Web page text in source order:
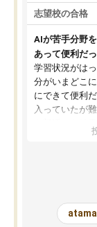
志望校の合格
AIが苦手分野
あって便利だっ
学習状況がは
分がいまどこ
にできて便利
入っていたが
も部活でも結
かった。また
が、自分で自
とっては難し